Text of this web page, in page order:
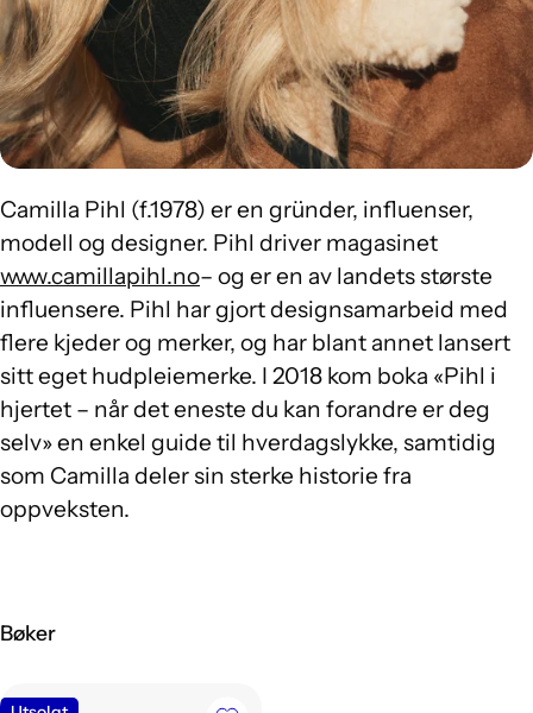
Camilla Pihl (f.1978) er en gründer, influenser,
modell og designer. Pihl driver magasinet
www.camillapihl.no– og er en av landets største
influensere. Pihl har gjort designsamarbeid med
flere kjeder og merker, og har blant annet lansert
sitt eget hudpleiemerke. I 2018 kom boka «Pihl i
hjertet – når det eneste du kan forandre er deg
selv» en enkel guide til hverdagslykke, samtidig
som Camilla deler sin sterke historie fra
oppveksten.
Bøker